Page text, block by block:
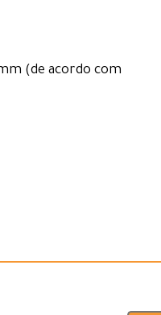
(de acordo com